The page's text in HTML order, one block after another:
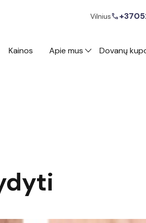
Vilniuscall
Kainos Apie mus Dovanų